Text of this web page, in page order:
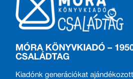
MÓRA KÖNYVKIADÓ –
CSALÁDTAG
Kiadónk generációkat